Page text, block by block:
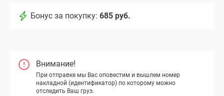
Бонус за покупку: 685 руб.
Внимание!
При отправке мы Вас оповестим и вышлем номер
накладной (идентификатор) по которому можно
отследить Ваш груз.